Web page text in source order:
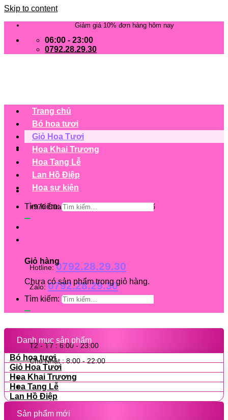
Skip to content
Giảm giá 10% đơn hàng hôm nay
06:00 - 23:00
0792.28.29.30
+979 Cửa hàng trên 63 tỉnh/ thành phố
Hotline:0792.28.29.30
Zalo: 0792.28.29.30
T2 - T7 : 6:00 - 23:00
Chủ Nhật : 8:00 - 22:00
Trang chủ
Bó hoa tươi
Giỏ Hoa Tươi
Hoa Khai Trương
Hoa Tang Lễ
Lan Hồ Điệp
Hoa sự kiện
Tìm kiếm:
Giỏ hàng
Chưa có sản phẩm trong giỏ hàng.
Tìm kiếm:
Danh mục sản phẩm
Bó hoa tươi
Giỏ Hoa Tươi
Hoa Khai Trương
Hoa Tang Lễ
Lan Hồ Điệp
Sản phẩm mới